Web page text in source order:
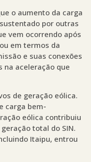
o aumento da carga
por outras
vem ocorrendo após
em termos da
e suas conexões
na aceleração que
de geração eólica.
carga bem-
eólica contribuiu
total do SIN.
Itaipu, entrou